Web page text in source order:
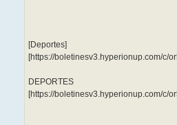
[Deportes]
[https://boletinesv3.hyperionup.com/c/
DEPORTES
[https://boletinesv3.hyperionup.com/c/